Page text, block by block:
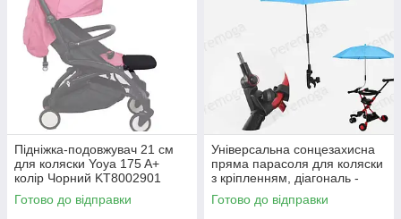
Підніжка-подовжувач 21 см
для коляски Yoya 175 A+
колір Чорний KT8002901
Готово до відправки
Універсальна сонцезахисна
пряма парасоля для коляски
з кріпленням, діагональ -
75см, синього кольору
KT8003103
Готово до відправки